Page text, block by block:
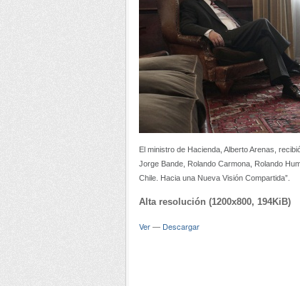
El ministro de Hacienda, Alberto Arenas,
Jorge Bande, Rolando Carmona, Rolando
Chile. Hacia una Nueva Visión Compartida”.
Alta resolución (1200x800, 194KiB)
Ver— Descargar